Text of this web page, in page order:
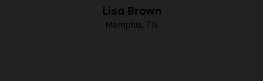
Lisa Brown
Memphis, TN